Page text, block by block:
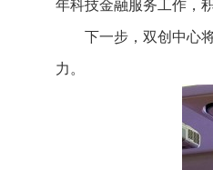
年科技金融服务工作，
下一步，双创中心
力。